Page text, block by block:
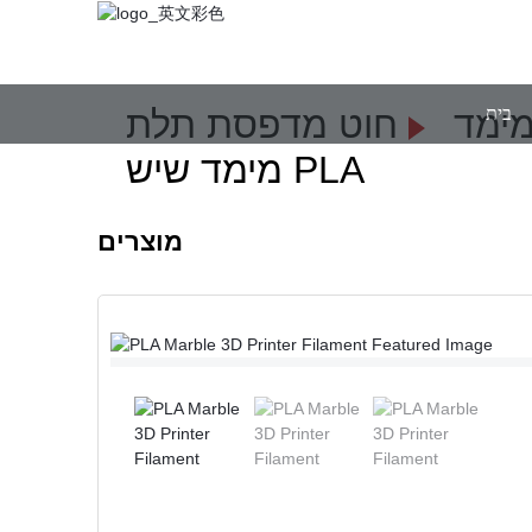
בית
חוט מדפסת תלת
מימד שיש PLA
מוצרים